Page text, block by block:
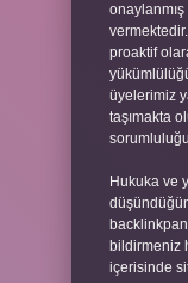
proaktif
üyelerimiz
taşımakta
Hukuka ve
bildirmeniz
içerisinde